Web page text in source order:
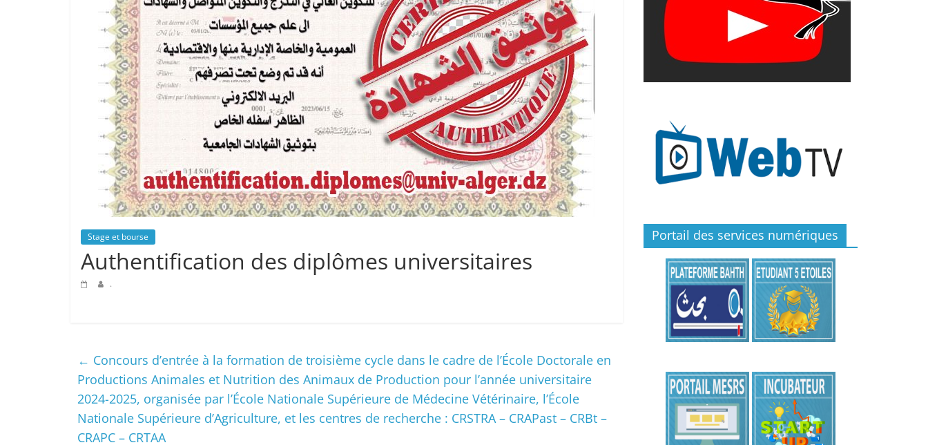
Stage et bourse
Authentification des diplômes universitaires
.
← Concours d’entrée à la formation de troisième cycle dans le cadre de l’École Doctorale en
Productions Animales et Nutrition des Animaux de Production pour l’année universitaire
2024-2025, organisée par l’École Nationale Supérieure de Médecine Vétérinaire, l’École
Nationale Supérieure d’Agriculture, et les centres de recherche : CRSTRA – CRAPast – CRBt –
CRAPC – CRTAA
Portail des services numériques